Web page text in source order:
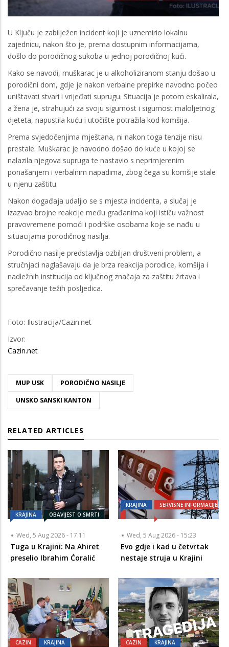
U Ključu je zabilježen incident koji je uznemirio lokalnu
zajednicu, nakon što je, prema dostupnim informacijama,
došlo do porodičnog sukoba u jednoj porodičnoj kući.
Kako se navodi, muškarac je u alkoholiziranom stanju došao u
porodični dom, gdje je nakon verbalne prepirke navodno počeo
uništavati stvari i vrijeđati suprugu. Situacija je potom eskalirala,
a žena je, strahujući za svoju sigurnost i sigurnost maloljetnog
djeteta, napustila kuću i utočište potražila kod komšija.
Prema svjedočenjima mještana, ni nakon toga tenzije nisu
prestale. Muškarac je navodno došao do kuće u kojoj se
nalazila njegova supruga te nastavio s neprimjerenim
ponašanjem i verbalnim napadima, zbog čega su komšije stale
u njenu zaštitu.
Nakon događaja udaljio se s mjesta incidenta, a slučaj je
izazvao brojne reakcije među građanima koji ističu važnost
pravovremene pomoći i podrške osobama koje se nađu u
situacijama porodičnog nasilja.
Porodično nasilje predstavlja ozbiljan društveni problem, a
stručnjaci naglašavaju da je brza reakcija porodice, komšija i
nadležnih institucija od ključnog značaja za zaštitu žrtava i
sprečavanje težih posljedica.
Foto: Ilustracija/Cazin.net
Izvor:
Cazin.net
MUP USK
PORODIČNO NASILJE
UNSKO SANSKI KANTON
RELATED ARTICLES
KRAJINA OBAVIJEST O SMRTI
Wed, 5 Aug 2026 - 17:11
Tuga u Krajini: Na Ahiret
preselio Ibrahim Ćoralić
KRAJINA SERVISNE INFORMACIJE
Wed, 5 Aug 2026 - 15:23
Evo gdje i kad u četvrtak
nestaje struja u Krajini
CAZIN KRAJINA CAZIN KRAJINA